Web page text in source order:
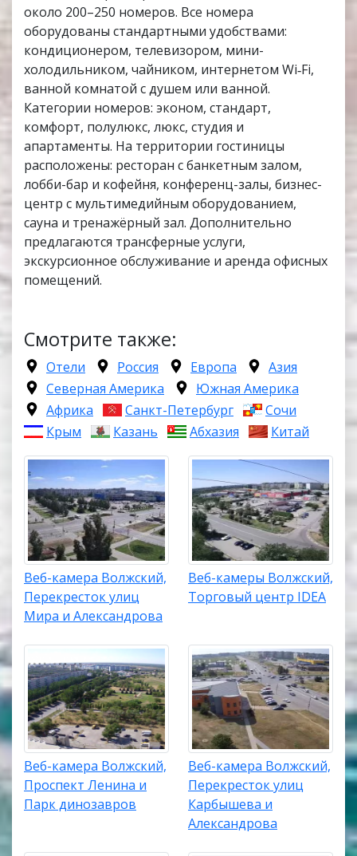
около 200–250 номеров. Все номера
оборудованы стандартными удобствами:
кондиционером, телевизором, мини-
холодильником, чайником, интернетом Wi‑Fi,
ванной комнатой с душем или ванной.
Категории номеров: эконом, стандарт,
комфорт, полулюкс, люкс, студия и
апартаменты. На территории гостиницы
расположены: ресторан с банкетным залом,
лобби-бар и кофейня, конференц-залы, бизнес-
центр с мультимедийным оборудованием,
сауна и тренажёрный зал. Дополнительно
предлагаются трансферные услуги,
экскурсионное обслуживание и аренда офисных
помещений.
Смотрите также:
Отели Россия Европа
Азия
Северная Америка
Южная Америка
Африка
Санкт-Петербург
Сочи
Крым
Казань Абхазия Китай
Веб-камера Волжский,
Перекресток улиц
Мира и Александрова
Веб-камеры Волжский,
Торговый центр IDEA
Веб-камера Волжский,
Проспект Ленина и
Парк динозавров
Веб-камера Волжский,
Перекресток улиц
Карбышева и
Александрова